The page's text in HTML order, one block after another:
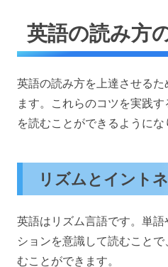
英語の読み方
英語の読み方を上達させる
ます。これらのコツを実践
を読むことができるようにな
リズムとイント
英語はリズム言語です。単
ションを意識して読むこと
むことができます。